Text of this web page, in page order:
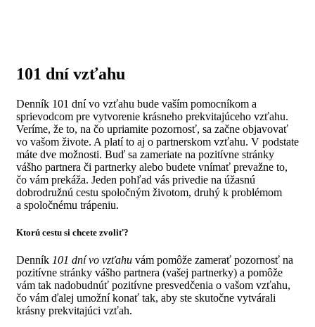
101 dní vzťahu
Denník 101 dní vo vzťahu bude vaším pomocníkom a
sprievodcom pre vytvorenie krásneho prekvitajúceho vzťahu.
Veríme, že to, na čo upriamite pozornosť, sa začne objavovať
vo vašom živote. A platí to aj o partnerskom vzťahu. V podstate
máte dve možnosti. Buď sa zameriate na pozitívne stránky
vášho partnera či partnerky alebo budete vnímať prevažne to,
čo vám prekáža. Jeden pohľad vás privedie na úžasnú
dobrodružnú cestu spoločným životom, druhý k problémom
a spoločnému trápeniu.
Ktorú cestu si chcete zvoliť?
Denník 101 dní vo vzťahu vám pomôže zamerať pozornosť na
pozitívne stránky vášho partnera (vašej partnerky) a pomôže
vám tak nadobudnúť pozitívne presvedčenia o vašom vzťahu,
čo vám ďalej umožní konať tak, aby ste skutočne vytvárali
krásny prekvitajúci vzťah.